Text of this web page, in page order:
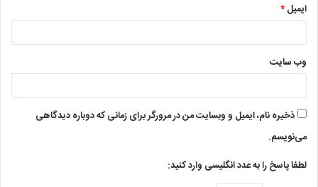
ایمیل*
وب‌ سایت
ذخیره نام، ایمیل و وبسایت من در مرورگر برای زمانی که دوباره دیدگاهی
می‌نویسم.
لطفا پاسخ را به عدد انگلیسی وارد کنید: